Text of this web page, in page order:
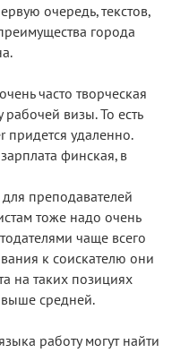
очередь, текстов,
города
часто творческая
визы. То есть
придется удаленно.
финская, в
преподавателей
тоже надо очень
чаще всего
к соискателю они
на таких позициях
выше средней.
работу могут найти